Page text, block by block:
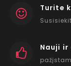
Turite
Nauji ir